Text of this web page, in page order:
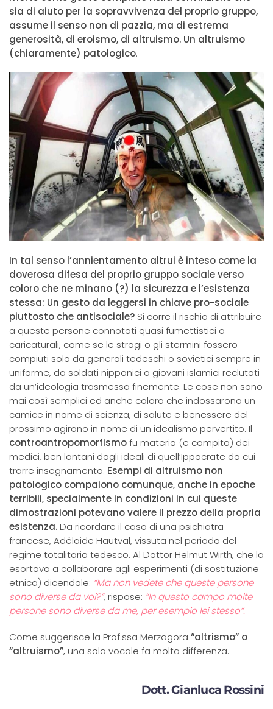
sia di aiuto per la sopravvivenza del proprio gruppo,
assume il senso non di pazzia, ma di estrema
generosità, di eroismo, di altruismo. Un altruismo
(chiaramente) patologico.
In tal senso l’annientamento altrui è inteso come la
doverosa difesa del proprio gruppo sociale verso
coloro che ne minano (?) la sicurezza e l’esistenza
stessa: Un gesto da leggersi in chiave pro-sociale
piuttosto che antisociale? Si corre il rischio di attribuire
a queste persone connotati quasi fumettistici o
caricaturali, come se le stragi o gli stermini fossero
compiuti solo da generali tedeschi o sovietici sempre in
uniforme, da soldati nipponici o giovani islamici reclutati
da un’ideologia trasmessa finemente. Le cose non sono
mai così semplici ed anche coloro che indossarono un
camice in nome di scienza, di salute e benessere del
prossimo agirono in nome di un idealismo pervertito. Il
controantropomorfismofu materia (e compito) dei
medici, ben lontani dagli ideali di quell’Ippocrate da cui
trarre insegnamento. Esempi di altruismo non
patologico compaiono comunque, anche in epoche
terribili, specialmente in condizioni in cui queste
dimostrazioni potevano valere il prezzo della propria
esistenza.Da ricordare il caso di una psichiatra
francese, Adélaide Hautval, vissuta nel periodo del
regime totalitario tedesco. Al Dottor Helmut Wirth, che la
esortava a collaborare agli esperimenti (di sostituzione
etnica) dicendole: “Ma non vedete che queste persone
sono diverse da voi?”, rispose: “In questo campo molte
persone sono diverse da me, per esempio lei stesso”.
Come suggerisce la Prof.ssa Merzagora “altrismo” o
“altruismo”, una sola vocale fa molta differenza.
Dott. Gianluca Rossini